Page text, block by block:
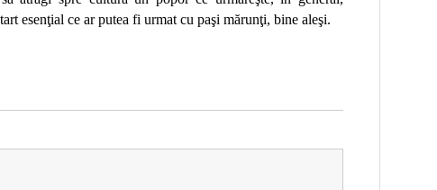
esenţial ce ar putea fi urmat cu paşi mărunţi, bine aleşi.